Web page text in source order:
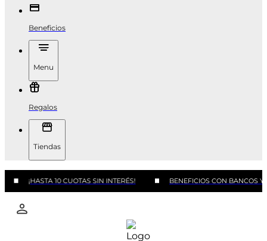
Beneficios
Menu
Regalos
Tiendas
¡HASTA 10 CUOTAS SIN INTERÉS! BENEFICIOS CON BANCOS Y